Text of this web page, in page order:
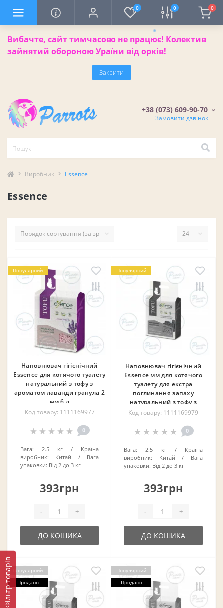
Вибачте, сайт тимчасово не працює! Колектив
зайнятий обороною Ураїни від орків!
Закрити
0 0 0
+38 (073) 609-90-70
Замовити дзвінок
Виробник Essence
Essence
Фільтр товарів
Популярний
Наповнювач гігієнічний
Essence для котячого туалету
натуральний з тофу з
ароматом лаванди гранула 2
мм 6 л
Код товару: 1111169977
0
Вага: 2.5 кг
Країна
виробник:
Китай
Вага
упаковки: Від 2 до 3 кг
393грн
- +
ДО КОШИКА
Популярний
Наповнювач гігієнічний
Essence мм для котячого
туалету для екстра
поглинання запаху
натуральний з тофу з
вугіллям...
Код товару: 1111169979
0
Вага: 2.5 кг
Країна
виробник:
Китай
Вага
упаковки: Від 2 до 3 кг
393грн
- +
ДО КОШИКА
Популярний
Продано
Популярний
Продано
❄